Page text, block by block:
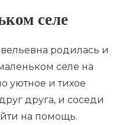
селе
родилась и
селе на
уютное и тихое
друга, и соседи
на помощь.